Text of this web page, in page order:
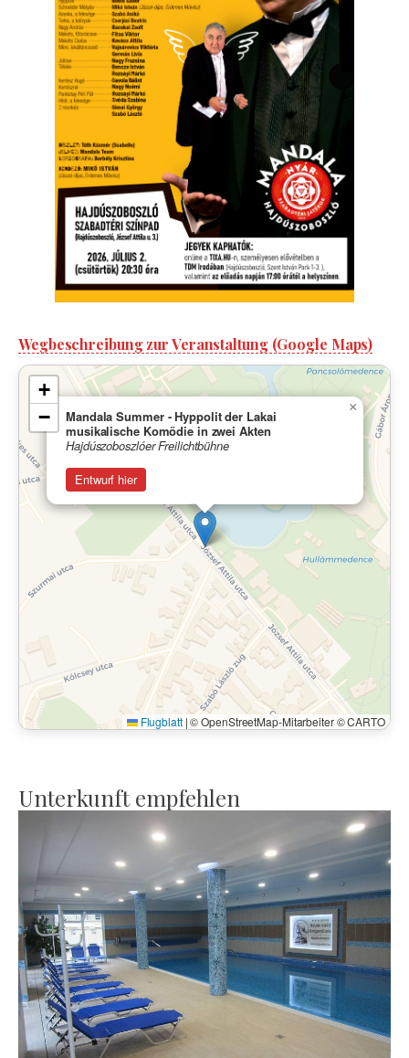
Wegbeschreibung zur Veranstaltung (Google Maps)
Mandala Summer - Hyppolit der Lakai
musikalische Komödie in zwei Akten
Hajdúszoboszlóer Freilichtbühne
Entwurf hier
×
+
−
Flugblatt |© OpenStreetMap-Mitarbeiter © CARTO
Unterkunft empfehlen